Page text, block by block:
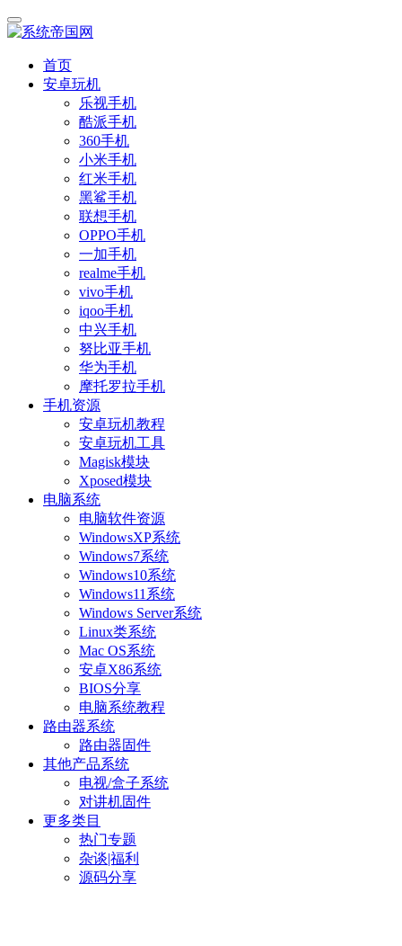
首页
安卓玩机
乐视手机
酷派手机
360手机
小米手机
红米手机
黑鲨手机
联想手机
OPPO手机
一加手机
realme手机
vivo手机
iqoo手机
中兴手机
努比亚手机
华为手机
摩托罗拉手机
手机资源
安卓玩机教程
安卓玩机工具
Magisk模块
Xposed模块
电脑系统
电脑软件资源
WindowsXP系统
Windows7系统
Windows10系统
Windows11系统
Windows Server系统
Linux类系统
Mac OS系统
安卓X86系统
BIOS分享
电脑系统教程
路由器系统
路由器固件
其他产品系统
电视/盒子系统
对讲机固件
更多类目
热门专题
杂谈|福利
源码分享